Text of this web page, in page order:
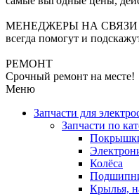
МЕНЕДЖЕРЫ НА СВЯЗИ
всегда помогут и
РЕМОНТ
Срочный ремонт на месте!
Меню
Запчасти для
Запчасти по
Колёса
Крылья,